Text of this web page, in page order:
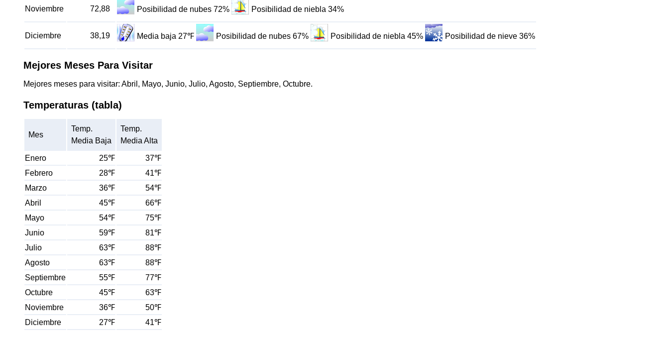
Noviembre 72,88 Posibilidad de nubes 72% Posibilidad de niebla 34%
Diciembre 38,19 Media baja 27℉ Posibilidad de nubes 67% Posibilidad de niebla 45% Posibilidad de nieve 36%
Mejores Meses Para Visitar
Mejores meses para visitar: Abril, Mayo, Junio, Julio, Agosto, Septiembre, Octubre.
Temperaturas (tabla)
Mes
Temp.
Media Baja
Temp.
Media Alta
Enero 25℉
37℉
Febrero
28℉
41℉
Marzo
36℉
54℉
Abril
45℉
66℉
Mayo
54℉
75℉
Junio
59℉
81℉
Julio
63℉
88℉
Agosto
63℉
88℉
Septiembre
55℉
77℉
Octubre
45℉
63℉
Noviembre
36℉
50℉
Diciembre
27℉ 41℉